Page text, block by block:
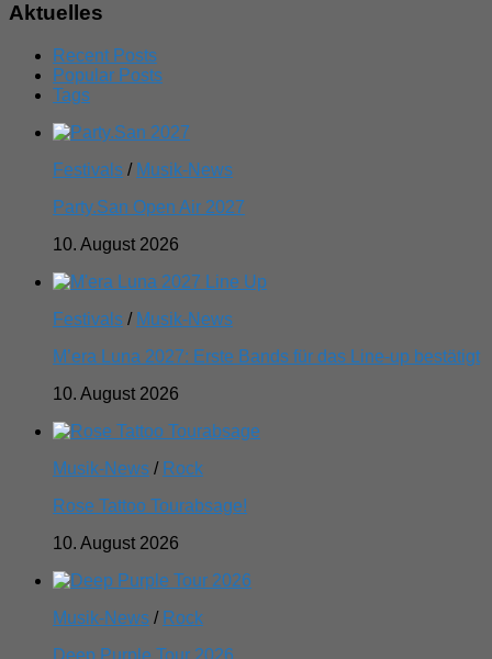
Aktuelles
Recent Posts
Popular Posts
Tags
Festivals / Musik-News
Party.San Open Air 2027
10. August 2026
Festivals / Musik-News
M’era Luna 2027: Erste Bands für das Line-up bestätigt
10. August 2026
Musik-News / Rock
Rose Tattoo Tourabsage!
10. August 2026
Musik-News / Rock
Deep Purple Tour 2026